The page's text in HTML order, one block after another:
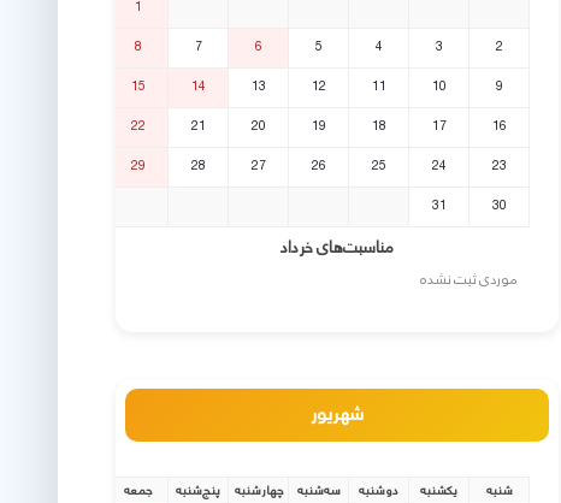
1
2
3
4
5
6
7
8
9
10
11
12
13
14
15
16
17
18
19
20
21
22
23
24
25
26
27
28
29
30
31
مناسبت‌های خرداد
موردی ثبت نشده
شهریور
شنبه یکشنبه دوشنبه سه‌شنبه چهارشنبه پنج‌شنبه
جمعه